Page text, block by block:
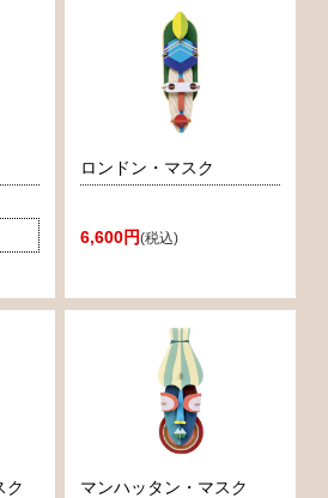
ロンドン・マスク
6,600円(税込)
ク マンハッタン・マスク